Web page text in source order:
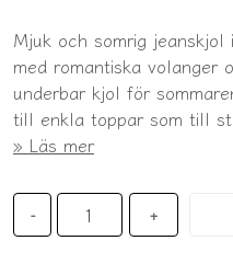
Mjuk och somrig
med romantiska volanger
underbar kjol för
till enkla toppar som till
Läs mer
- +